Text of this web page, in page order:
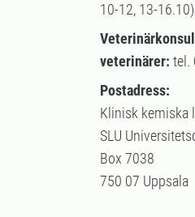
10-12, 13-16.10)
veterinärer: tel.
Postadress:
Klinisk kemiska
SLU
Box 7038
750 07 Uppsala